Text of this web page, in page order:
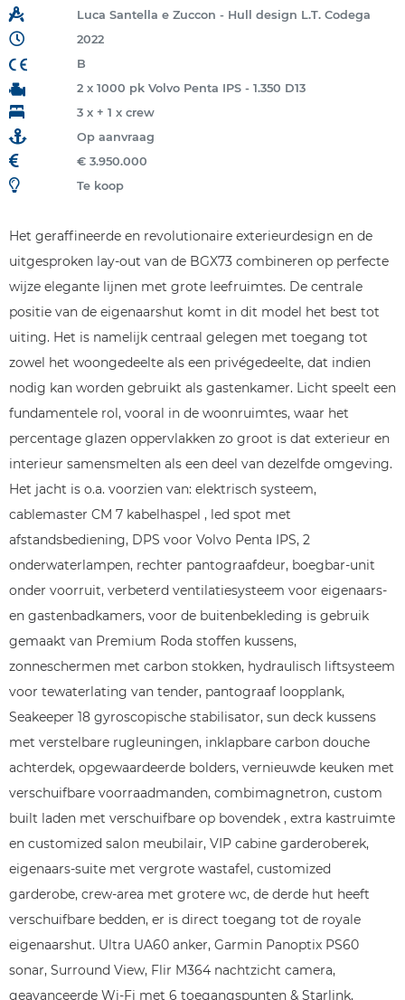
Luca Santella e Zuccon - Hull design L.T. Codega
2022
B
2 x 1000 pk Volvo Penta IPS - 1.350 D13
3 x + 1 x crew
Op aanvraag
€ 3.950.000
Te koop
Het geraffineerde en revolutionaire exterieurdesign en de
uitgesproken lay-out van de BGX73 combineren op perfecte
wijze elegante lijnen met grote leefruimtes. De centrale
positie van de eigenaarshut komt in dit model het best tot
uiting. Het is namelijk centraal gelegen met toegang tot
zowel het woongedeelte als een privégedeelte, dat indien
nodig kan worden gebruikt als gastenkamer. Licht speelt een
fundamentele rol, vooral in de woonruimtes, waar het
percentage glazen oppervlakken zo groot is dat exterieur en
interieur samensmelten als een deel van dezelfde omgeving.
Het jacht is o.a. voorzien van: elektrisch systeem,
cablemaster CM 7 kabelhaspel , led spot met
afstandsbediening, DPS voor Volvo Penta IPS, 2
onderwaterlampen, rechter pantograafdeur, boegbar-unit
onder voorruit, verbeterd ventilatiesysteem voor eigenaars-
en gastenbadkamers, voor de buitenbekleding is gebruik
gemaakt van Premium Roda stoffen kussens,
zonneschermen met carbon stokken, hydraulisch liftsysteem
voor tewaterlating van tender, pantograaf loopplank,
Seakeeper 18 gyroscopische stabilisator, sun deck kussens
met verstelbare rugleuningen, inklapbare carbon douche
achterdek, opgewaardeerde bolders, vernieuwde keuken met
verschuifbare voorraadmanden, combimagnetron, custom
built laden met verschuifbare op bovendek , extra kastruimte
en customized salon meubilair, VIP cabine garderoberek,
eigenaars-suite met vergrote wastafel, customized
garderobe, crew-area met grotere wc, de derde hut heeft
verschuifbare bedden, er is direct toegang tot de royale
eigenaarshut. Ultra UA60 anker, Garmin Panoptix PS60
sonar, Surround View, Flir M364 nachtzicht camera,
geavanceerde Wi-Fi met 6 toegangspunten & Starlink,